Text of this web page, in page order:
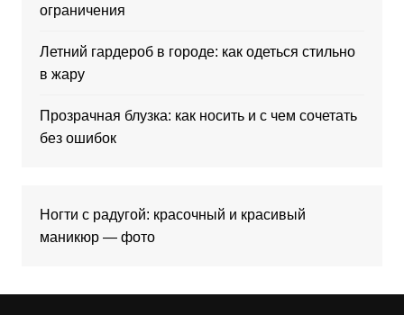
ограничения
Летний гардероб в городе: как одеться стильно
в жару
Прозрачная блузка: как носить и с чем сочетать
без ошибок
Ногти с радугой: красочный и красивый
маникюр — фото